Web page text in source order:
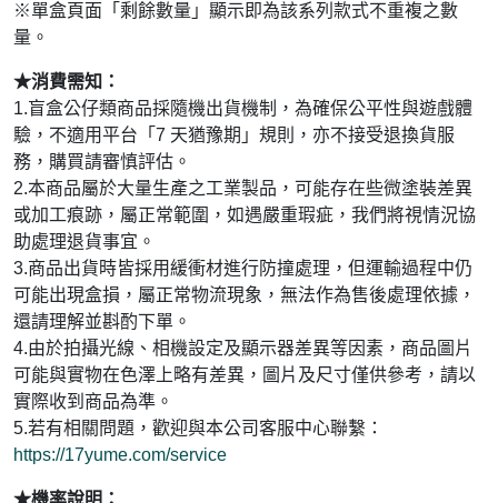
※單盒頁面「剩餘數量」顯示即為該系列款式不重複之數
量。
★消費需知 ：
1.盲盒公仔類商品採隨機出貨機制，為確保公平性與遊戲體
驗，不適用平台「7 天猶豫期」規則，亦不接受退換貨服
務，購買請審慎評估。
2.本商品屬於大量生產之工業製品，可能存在些微塗裝差異
或加工痕跡，屬正常範圍，如遇嚴重瑕疵，我們將視情況協
助處理退貨事宜。
3.商品出貨時皆採用緩衝材進行防撞處理，但運輸過程中仍
可能出現盒損，屬正常物流現象，無法作為售後處理依據，
還請理解並斟酌下單。
4.由於拍攝光線、相機設定及顯示器差異等因素，商品圖片
可能與實物在色澤上略有差異，圖片及尺寸僅供參考，請以
實際收到商品為準。
5.若有相關問題，歡迎與本公司客服中心聯繫：
https://17yume.com/service